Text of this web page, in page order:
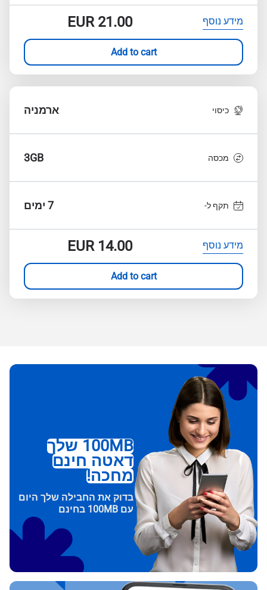
מידע נוסף EUR21.00
Add to cart
כיסוי ארמניה
מכסה 3GB
תקף ל- 7 ימים
מידע נוסף EUR14.00
Add to cart
100MB שלך
דאטה חינם
מחכה!
בדוק את החבילה שלך היום
עם 100MB בחינם